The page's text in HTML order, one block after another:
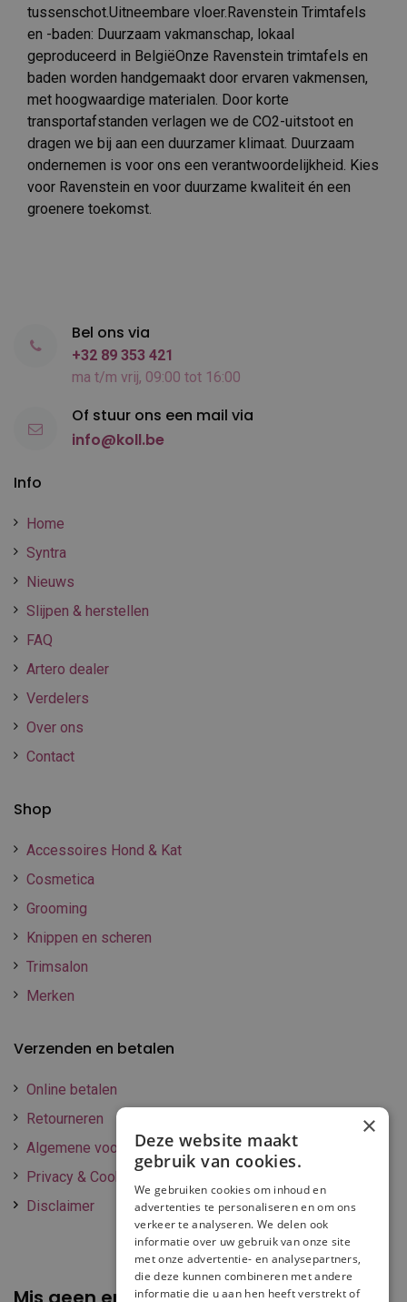
tussenschot.Uitneembare vloer.Ravenstein Trimtafels
en -baden: Duurzaam vakmanschap, lokaal
geproduceerd in BelgiëOnze Ravenstein trimtafels en
baden worden handgemaakt door ervaren vakmensen,
met hoogwaardige materialen. Door korte
transportafstanden verlagen we de CO2-uitstoot en
dragen we bij aan een duurzamer klimaat. Duurzaam
ondernemen is voor ons een verantwoordelijkheid. Kies
voor Ravenstein en voor duurzame kwaliteit én een
groenere toekomst.
Info
Home
Syntra
Nieuws
Slijpen & herstellen
FAQ
Artero dealer
Verdelers
Over ons
Contact
Shop
Accessoires Hond & Kat
Cosmetica
Grooming
Knippen en scheren
Trimsalon
Merken
Verzenden en betalen
Online betalen
Retourneren
Algemene voorwaarden
Privacy & Cookie policy
Disclaimer
Bel ons via
+32 89 353 421
ma t/m vrij, 09:00 tot 16:00
Of stuur ons een mail via
info@koll.be
×
Deze website maakt
gebruik van cookies.
We gebruiken cookies om inhoud en
advertenties te personaliseren en om ons
verkeer te analyseren. We delen ook
informatie over uw gebruik van onze site
met onze advertentie- en analysepartners,
die deze kunnen combineren met andere
informatie die u aan hen heeft verstrekt of